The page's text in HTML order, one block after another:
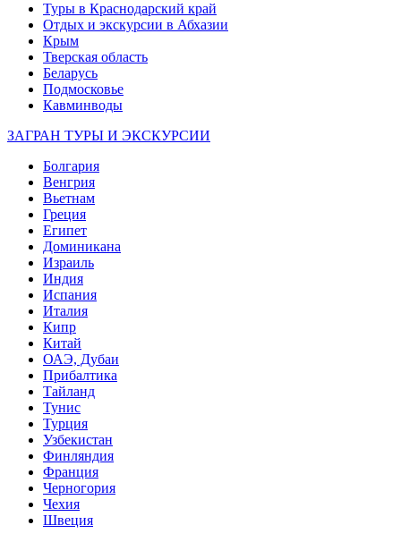
Туры в Краснодарский край
Отдых и экскурсии в Абхазии
Крым
Тверская область
Беларусь
Подмосковье
Кавминводы
ЗАГРАН ТУРЫ И ЭКСКУРСИИ
Болгария
Венгрия
Вьетнам
Греция
Египет
Доминикана
Израиль
Индия
Испания
Италия
Кипр
Китай
ОАЭ, Дубаи
Прибалтика
Тайланд
Тунис
Турция
Узбекистан
Финляндия
Франция
Черногория
Чехия
Швеция